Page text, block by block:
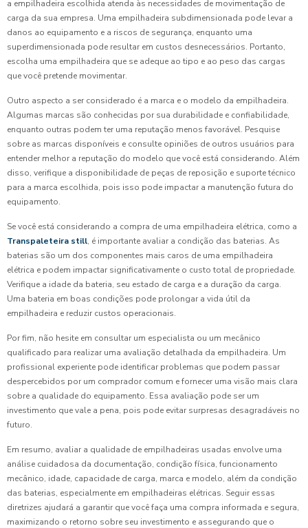
a empilhadeira escolhida atenda às necessidades de movimentação de
carga da sua empresa. Uma empilhadeira subdimensionada pode levar a
danos ao equipamento e a riscos de segurança, enquanto uma
superdimensionada pode resultar em custos desnecessários. Portanto,
escolha uma empilhadeira que se adeque ao tipo e ao peso das cargas
que você pretende movimentar.
Outro aspecto a ser considerado é a marca e o modelo da empilhadeira.
Algumas marcas são conhecidas por sua durabilidade e confiabilidade,
enquanto outras podem ter uma reputação menos favorável. Pesquise
sobre as marcas disponíveis e consulte opiniões de outros usuários para
entender melhor a reputação do modelo que você está considerando. Além
disso, verifique a disponibilidade de peças de reposição e suporte técnico
para a marca escolhida, pois isso pode impactar a manutenção futura do
equipamento.
Se você está considerando a compra de uma empilhadeira elétrica, como a
Transpaleteira still, é importante avaliar a condição das baterias. As
baterias são um dos componentes mais caros de uma empilhadeira
elétrica e podem impactar significativamente o custo total de propriedade.
Verifique a idade da bateria, seu estado de carga e a duração da carga.
Uma bateria em boas condições pode prolongar a vida útil da
empilhadeira e reduzir custos operacionais.
Por fim, não hesite em consultar um especialista ou um mecânico
qualificado para realizar uma avaliação detalhada da empilhadeira. Um
profissional experiente pode identificar problemas que podem passar
despercebidos por um comprador comum e fornecer uma visão mais clara
sobre a qualidade do equipamento. Essa avaliação pode ser um
investimento que vale a pena, pois pode evitar surpresas desagradáveis no
futuro.
Em resumo, avaliar a qualidade de empilhadeiras usadas envolve uma
análise cuidadosa da documentação, condição física, funcionamento
mecânico, idade, capacidade de carga, marca e modelo, além da condição
das baterias, especialmente em empilhadeiras elétricas. Seguir essas
diretrizes ajudará a garantir que você faça uma compra informada e segura,
maximizando o retorno sobre seu investimento e assegurando que o